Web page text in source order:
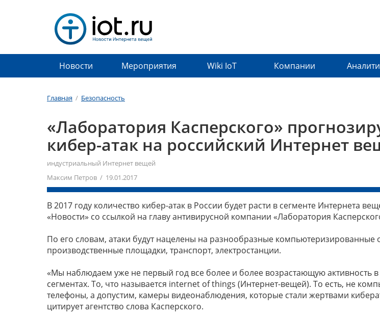
Новости Мероприятия Wiki IoT Компании
Главная / Безопасность
«Лаборатория Касперского»
кибер-атак на российский Интернет
индустриальный Интернет вещей
Максим Петров / 19.01.2017
В 2017 году количество кибер-атак в России будет расти в сегменте Интернета
«Новости» со ссылкой на главу антивирусной компании «Лаборатория
По его словам, атаки будут нацелены на разнообразные компьютеризированные
производственные площадки, транспорт, электростанции.
«Мы наблюдаем уже не первый год все более и более возрастающую активность
сегментах. То, что называется internet of things (Интернет-вещей). То есть, не
телефоны, а допустим, камеры видеонаблюдения, которые стали жертвами
цитирует агентство слова Касперского.